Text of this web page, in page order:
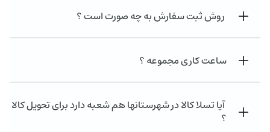
روش ثبت سفارش به چه صورت است ؟
ساعت کاری مجموعه ؟
آیا تسلا کالا در شهرستانها هم شعبه دارد برای تحویل کالا
؟